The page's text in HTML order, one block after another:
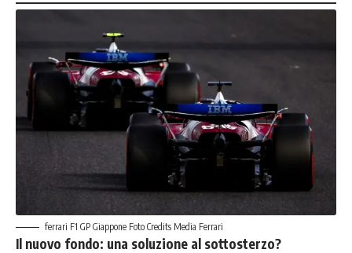
ferrari F1 GP Giappone Foto Credits Media Ferrari
Il nuovo fondo: una soluzione al sottosterzo?